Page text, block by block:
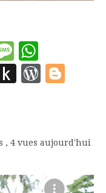
Message
Tumblr
Push
, 4 vues aujourd'hui